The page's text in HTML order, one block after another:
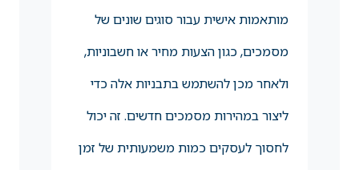
מותאמות אישית עבור סוגים שונים של
מסמכים, כגון הצעות מחיר או חשבוניות,
ולאחר מכן להשתמש בתבניות אלה כדי
ליצור במהירות מסמכים חדשים. זה יכול
לחסוך לעסקים כמות משמעותית של זמן